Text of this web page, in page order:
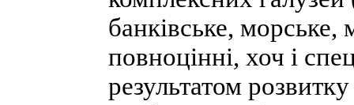
банківське, морське,
повноцінні, хоч і
результатом